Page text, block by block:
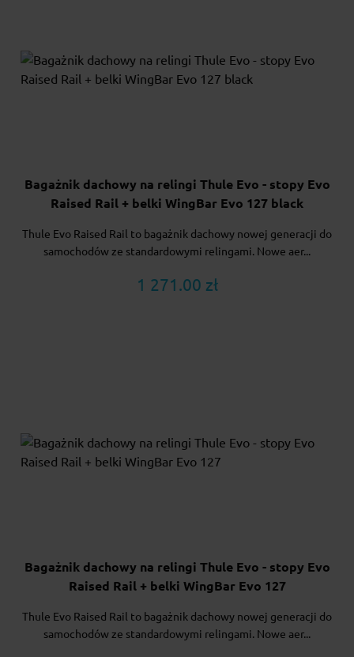
Bagażnik dachowy na relingi Thule Evo - stopy Evo
Raised Rail + belki WingBar Evo 127 black
Thule Evo Raised Rail to bagażnik dachowy nowej generacji do
samochodów ze standardowymi relingami. Nowe aer...
1 271.00 zł
Bagażnik dachowy na relingi Thule Evo - stopy Evo
Raised Rail + belki WingBar Evo 127
Thule Evo Raised Rail to bagażnik dachowy nowej generacji do
samochodów ze standardowymi relingami. Nowe aer...